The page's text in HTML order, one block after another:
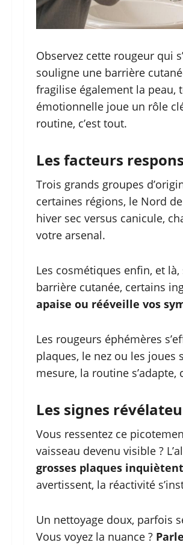
Observez cette rougeur qui
souligne une barrière
fragilise également la peau,
émotionnelle joue un rôle
routine, c’est tout.
Les facteurs
Trois grands groupes
certaines régions, le Nord
hiver sec versus canicule,
votre arsenal.
Les cosmétiques enfin, et
barrière cutanée, certains
apaise ou rééveille vos
Les rougeurs éphémères
plaques, le nez ou les joues
mesure, la routine s’adapte,
Les signes
Vous ressentez ce
vaisseau devenu visible ?
grosses plaques
avertissent, la réactivité
Un nettoyage doux, parfois
Vous voyez la nuance ?